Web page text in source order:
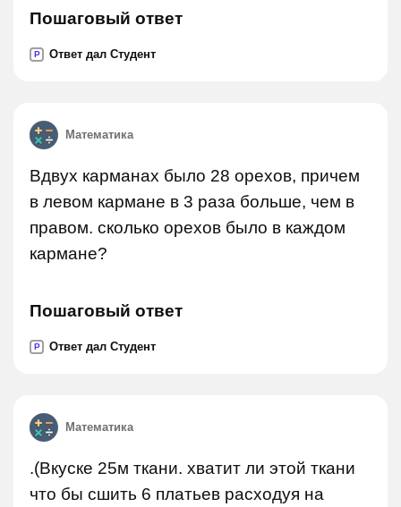
Пошаговый ответ
P Ответ дал Студент
Математика
Вдвух карманах было 28 орехов, причем
в левом кармане в 3 раза больше, чем в
правом. сколько орехов было в каждом
кармане?
Пошаговый ответ
P Ответ дал Студент
Математика
.(Вкуске 25м ткани. хватит ли этой ткани
что бы сшить 6 платьев расходуя на